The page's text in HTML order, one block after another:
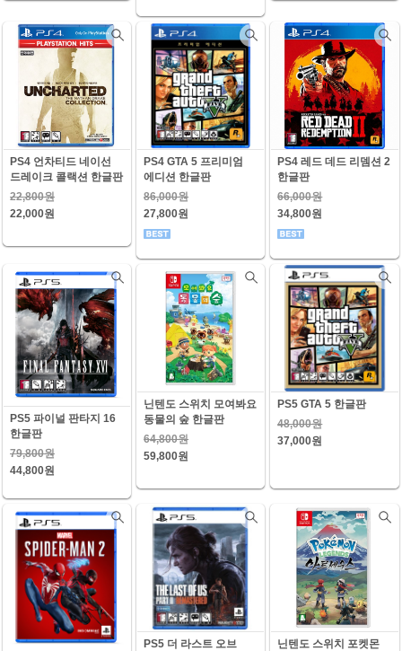
PS4 언차티드 네이선
드레이크 콜랙션 한글판
22,800원
22,000원
PS4 GTA 5 프리미엄
에디션 한글판
86,000원
27,800원
PS4 레드 데드 리뎀션 2
한글판
66,000원
34,800원
PS5 파이널 판타지 16
한글판
79,800원
44,800원
닌텐도 스위치 모여봐요
동물의 숲 한글판
64,800원
59,800원
PS5 GTA 5 한글판
48,000원
37,000원
PS5 더 라스트 오브
닌텐도 스위치 포켓몬